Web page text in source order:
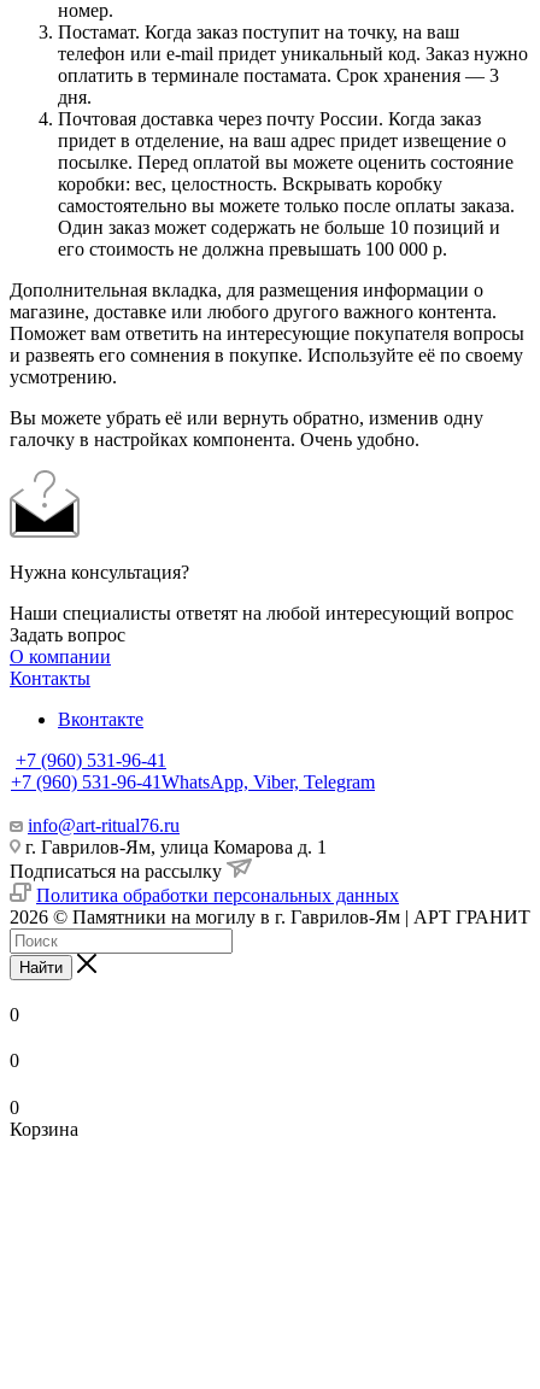
номер.
Постамат. Когда заказ поступит на точку, на ваш
телефон или e-mail придет уникальный код. Заказ нужно
оплатить в терминале постамата. Срок хранения — 3
дня.
Почтовая доставка через почту России. Когда заказ
придет в отделение, на ваш адрес придет извещение о
посылке. Перед оплатой вы можете оценить состояние
коробки: вес, целостность. Вскрывать коробку
самостоятельно вы можете только после оплаты заказа.
Один заказ может содержать не больше 10 позиций и
его стоимость не должна превышать 100 000 р.
Дополнительная вкладка, для размещения информации о
магазине, доставке или любого другого важного контента.
Поможет вам ответить на интересующие покупателя вопросы
и развеять его сомнения в покупке. Используйте её по своему
усмотрению.
Вы можете убрать её или вернуть обратно, изменив одну
галочку в настройках компонента. Очень удобно.
Нужна консультация?
Наши специалисты ответят на любой интересующий вопрос
Задать вопрос
О компании
Контакты
Вконтакте
+7 (960) 531-96-41
+7 (960) 531-96-41WhatsApp, Viber, Telegram
info@art-ritual76.ru
г. Гаврилов-Ям, улица Комарова д. 1
Подписаться на рассылку
Политика обработки персональных данных
2026 © Памятники на могилу в г. Гаврилов-Ям | АРТ ГРАНИТ
Найти
0
0
0
Корзина